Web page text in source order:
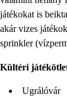
játékokat is
akár vizes
sprinkler
Kültéri
Ugrálóvár